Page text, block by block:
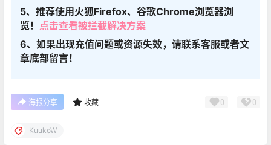
5、推荐使用火狐Firefox、谷歌Chrome浏览器浏
览！ 点击查看被拦截解决方案
6、如果出现充值问题或资源失效，请联系客服或者文
章底部留言！
海报分享 收藏 0 0
KuukoW